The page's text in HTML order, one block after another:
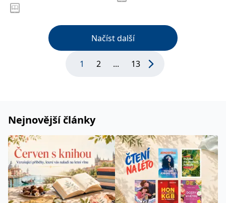
Načíst další
1 2 ... 13
Nejnovější články